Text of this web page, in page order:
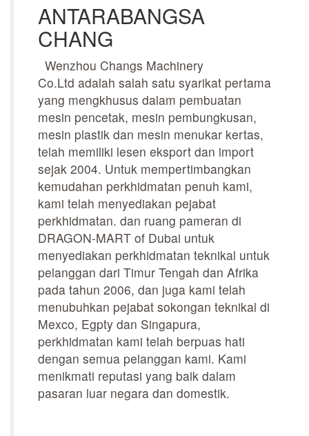
ANTARABANGSA
CHANG
Wenzhou Changs Machinery
Co.Ltd adalah salah satu syarikat pertama
yang mengkhusus dalam pembuatan
mesin pencetak, mesin pembungkusan,
mesin plastik dan mesin menukar kertas,
telah memiliki lesen eksport dan import
sejak 2004. Untuk mempertimbangkan
kemudahan perkhidmatan penuh kami,
kami telah menyediakan pejabat
perkhidmatan. dan ruang pameran di
DRAGON-MART of Dubai untuk
menyediakan perkhidmatan teknikal untuk
pelanggan dari Timur Tengah dan Afrika
pada tahun 2006, dan juga kami telah
menubuhkan pejabat sokongan teknikal di
Mexco, Egpty dan Singapura,
perkhidmatan kami telah berpuas hati
dengan semua pelanggan kami. Kami
menikmati reputasi yang baik dalam
pasaran luar negara dan domestik.